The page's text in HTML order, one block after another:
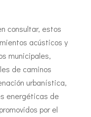
consultar, estos
acústicos y
municipales,
de caminos
urbanística,
energéticas de
por el